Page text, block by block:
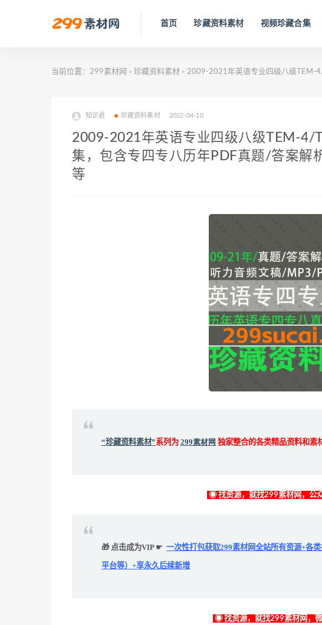
首页 珍藏资料素材 视频珍藏合集
当前位置： 299素材网 > 珍藏资料素材 > 2009-2021年英语专业四级八级TEM-
知识君 珍藏资料素材 2022-04-10
2009-2021年英语专业四级八级TEM-4/
集，包含专四专八历年PDF真题/答案解
等
“珍藏资料素材”系列为 299素材网 独家整合的各类精品资料和素
◉ 找资源，就找299素材网，公
🎁 点击成为VIP ☛ 一次性打包获取299素材网全站所有资源+各
平台等）+享永久后续新增
◉ 找资源，就找299素材网，